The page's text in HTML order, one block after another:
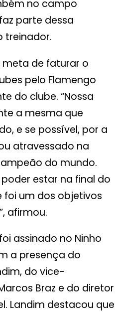
no campo
parte dessa
treinador.
meta de faturar o
pelo Flamengo
do clube. “Nossa
a mesma que
e se possível, por a
atravessado na
do mundo.
estar na final do
foi um dos objetivos
afirmou.
assinado no Ninho
a presença do
do vice-
Braz e do diretor
Landim destacou que